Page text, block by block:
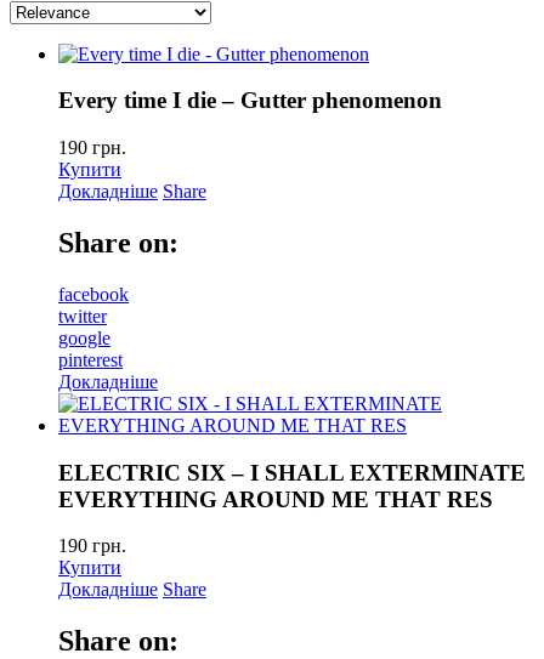
Every time I die – Gutter phenomenon
190 грн.
Купити
Докладніше Share
Share on:
facebook
twitter
google
pinterest
Докладніше
ELECTRIC SIX – I SHALL EXTERMINATE
EVERYTHING AROUND ME THAT RES
190 грн.
Купити
Докладніше Share
Share on: